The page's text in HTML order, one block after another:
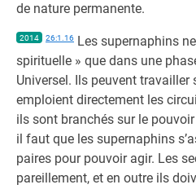
de nature permanente.
2014 26:1.16 Les supernaphins
spirituelle » que dans une
Universel. Ils peuvent
emploient directement les
ils sont branchés sur le
il faut que les supernaphins
paires pour pouvoir agir. Les
pareillement, et en outre ils